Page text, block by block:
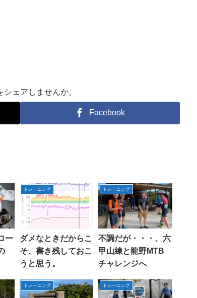
シェアしませんか。
Facebook
ー
トレーニング
ダメなときだからこ
そ、書き残しておこ
うと思う。
トレーニング
不調だが・・・、六
甲山練と龍野MTB
チャレンジへ
トレーニング トレーニング